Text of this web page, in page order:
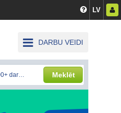
LV
DARBU VEIDI
Meklēt